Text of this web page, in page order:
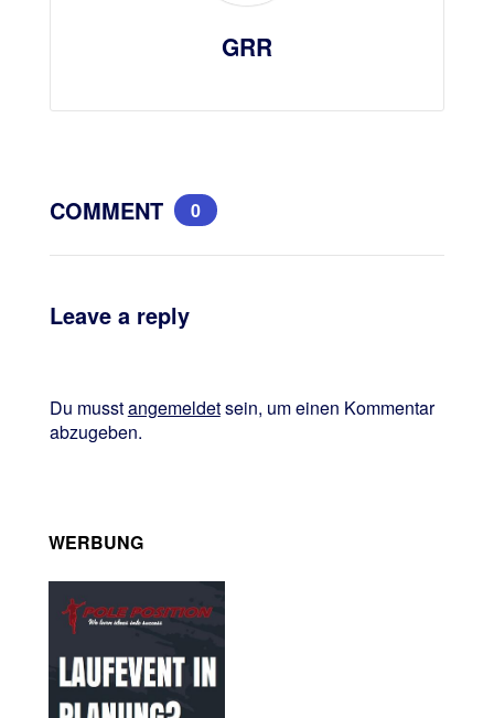
GRR
COMMENT 0
Leave a reply
Du musstangemeldetsein, um einen Kommentar
abzugeben.
WERBUNG